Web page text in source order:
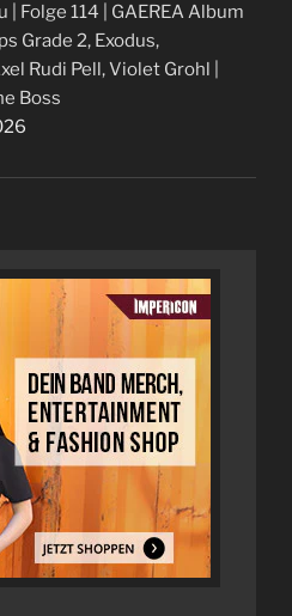
Folge 114 | GAEREA Album
Grade 2, Exodus,
Rudi Pell, Violet Grohl |
Boss